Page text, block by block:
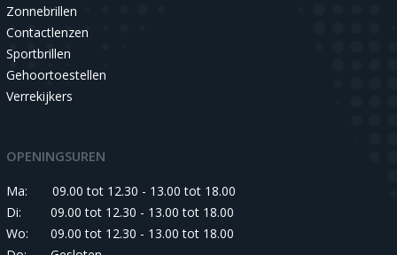
Zonnebrillen
Contactlenzen
Sportbrillen
Gehoortoestellen
Verrekijkers
OPENINGSUREN
Ma:
09.00 tot 12.30 - 13.00 tot 18.00
Di:
09.00 tot 12.30 - 13.00 tot 18.00
Wo:
09.00 tot 12.30 - 13.00 tot 18.00